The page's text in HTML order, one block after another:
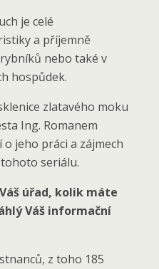
je celé
a příjemně
nebo také v
hospůdek.
zlatavého moku
Ing. Romanem
jeho práci a zájmech
seriálu.
úřad, kolik máte
Váš informační
z toho 185